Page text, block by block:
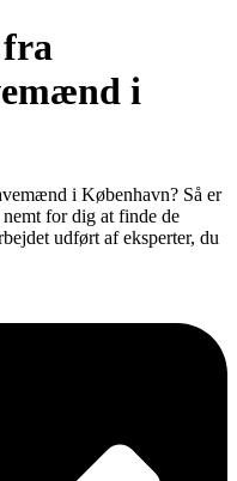
i
i København? Så er
for dig at finde de
udført af eksperter, du